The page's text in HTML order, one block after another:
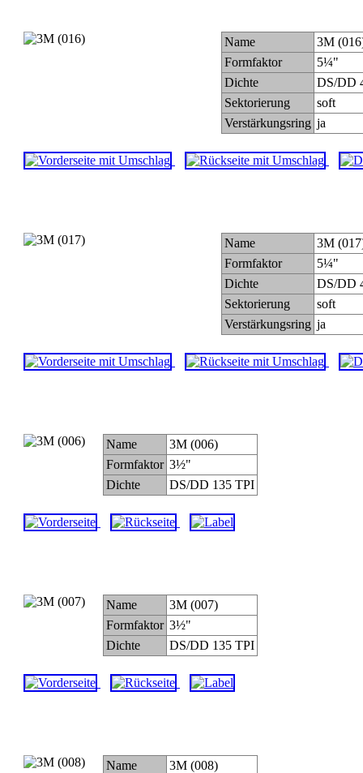
Name
3M
Formfaktor
5¼"
Dichte
DS/DD
Sektorierung
soft
Verstärkungsring ja
Name
3M
Formfaktor
5¼"
Dichte
DS/DD
Sektorierung
soft
Verstärkungsring ja
Name
3M (006)
Formfaktor 3½"
Dichte
DS/DD 135 TPI
Name
3M (007)
Formfaktor 3½"
Dichte
DS/DD 135 TPI
Name
3M (008)